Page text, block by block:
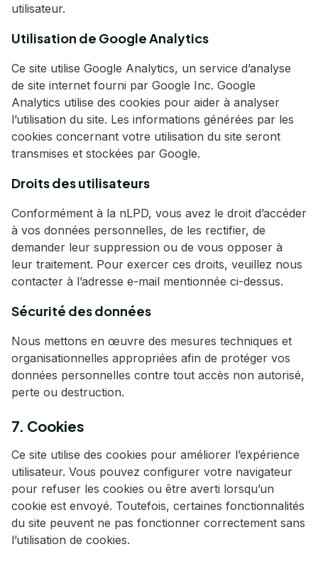
utilisateur.
Utilisation de Google Analytics
Ce site utilise Google Analytics, un service d’analyse
de site internet fourni par Google Inc. Google
Analytics utilise des cookies pour aider à analyser
l’utilisation du site. Les informations générées par les
cookies concernant votre utilisation du site seront
transmises et stockées par Google.
Droits des utilisateurs
Conformément à la nLPD, vous avez le droit d’accéder
à vos données personnelles, de les rectifier, de
demander leur suppression ou de vous opposer à
leur traitement. Pour exercer ces droits, veuillez nous
contacter à l’adresse e-mail mentionnée ci-dessus.
Sécurité des données
Nous mettons en œuvre des mesures techniques et
organisationnelles appropriées afin de protéger vos
données personnelles contre tout accès non autorisé,
perte ou destruction.
7. Cookies
Ce site utilise des cookies pour améliorer l’expérience
utilisateur. Vous pouvez configurer votre navigateur
pour refuser les cookies ou être averti lorsqu’un
cookie est envoyé. Toutefois, certaines fonctionnalités
du site peuvent ne pas fonctionner correctement sans
l’utilisation de cookies.